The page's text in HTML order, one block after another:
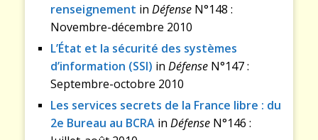
renseignement in Défense N°148 :
Novembre-décembre 2010
L’État et la sécurité des systèmes
d’information (SSI) in Défense N°147 :
Septembre-octobre 2010
Les services secrets de la France libre : du
2e Bureau au BCRA in Défense N°146 :